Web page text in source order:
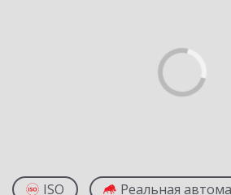
ISO Реальная